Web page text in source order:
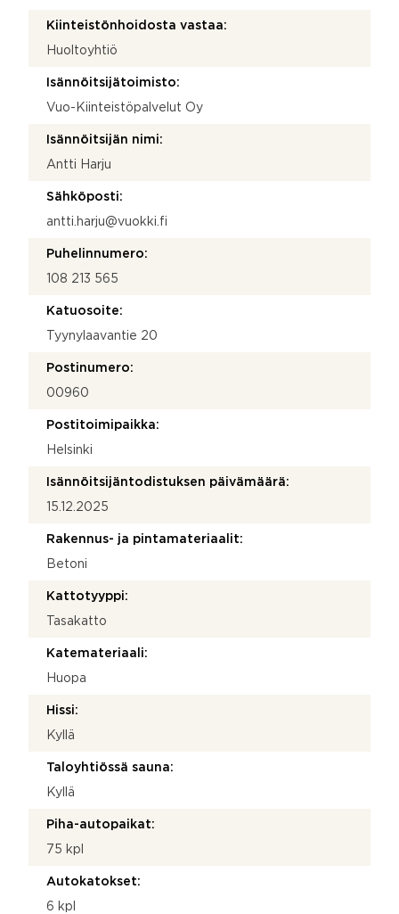
Kiinteistönhoidosta vastaa:
Huoltoyhtiö
Isännöitsijätoimisto:
Vuo-Kiinteistöpalvelut Oy
Isännöitsijän nimi:
Antti Harju
Sähköposti:
antti.harju@vuokki.fi
Puhelinnumero:
108 213 565
Katuosoite:
Tyynylaavantie 20
Postinumero:
00960
Postitoimipaikka:
Helsinki
Isännöitsijäntodistuksen päivämäärä:
15.12.2025
Rakennus- ja pintamateriaalit:
Betoni
Kattotyyppi:
Tasakatto
Katemateriaali:
Huopa
Hissi:
Kyllä
Taloyhtiössä sauna:
Kyllä
Piha-autopaikat:
75 kpl
Autokatokset:
6 kpl